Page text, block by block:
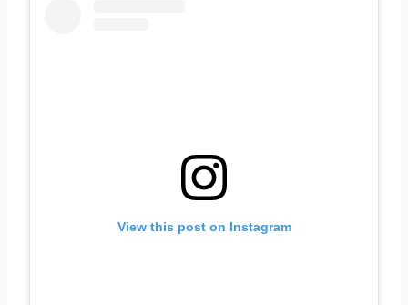
View this post on Instagram